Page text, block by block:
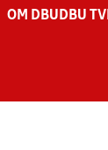
OM DBU DBU TV